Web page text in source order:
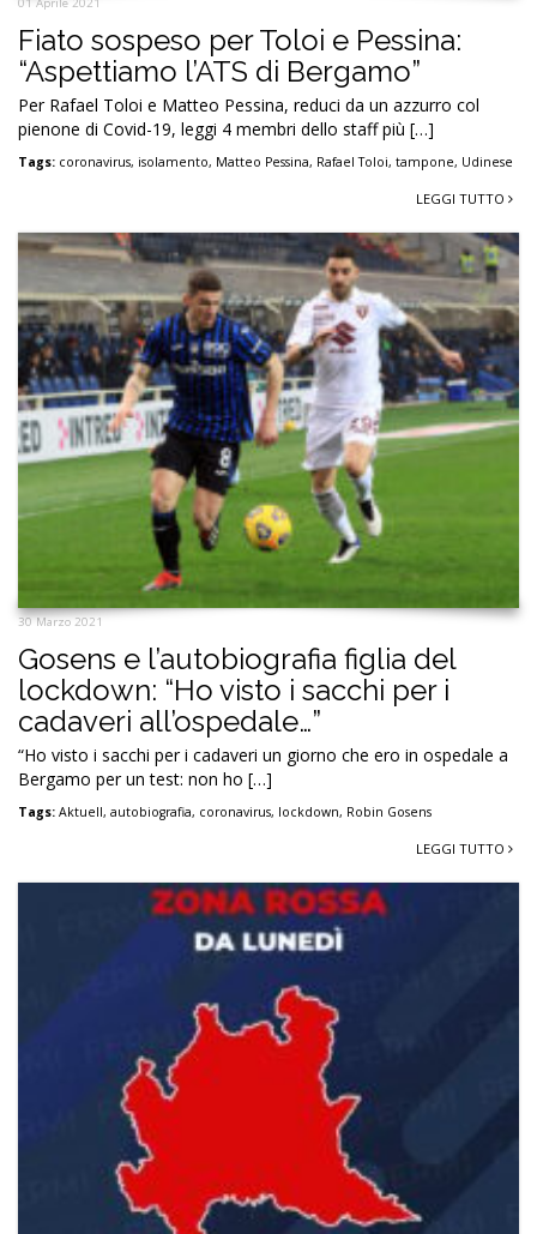
Fiato sospeso per Toloi e Pessina:
“Aspettiamo l’ATS di Bergamo”
Per Rafael Toloi e Matteo Pessina, reduci da un azzurro col
pienone di Covid-19, leggi 4 membri dello staff più […]
Tags: coronavirus, isolamento, Matteo Pessina, Rafael Toloi, tampone, Udinese
LEGGI TUTTO
30 Marzo 2021
Gosens e l’autobiografia figlia del
lockdown: “Ho visto i sacchi per i
cadaveri all’ospedale…”
“Ho visto i sacchi per i cadaveri un giorno che ero in ospedale a
Bergamo per un test: non ho […]
Tags: Aktuell, autobiografia, coronavirus, lockdown, Robin Gosens
LEGGI TUTTO